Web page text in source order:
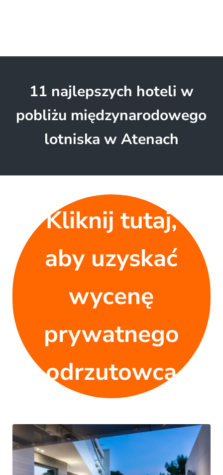
11 najlepszych hoteli w
pobliżu międzynarodowego
lotniska w Atenach
Kliknij tutaj,
aby uzyskać
wycenę
prywatnego
odrzutowca